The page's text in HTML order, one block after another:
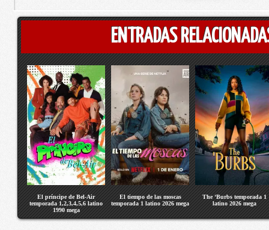
ENTRADAS
El príncipe de Bel-Air
temporada 1,2,3,4,5,6 latino
1990 mega
El tiempo de las moscas
temporada 1 latino 2026 mega
The ‘Burbs temporada 1
latino 2026 mega